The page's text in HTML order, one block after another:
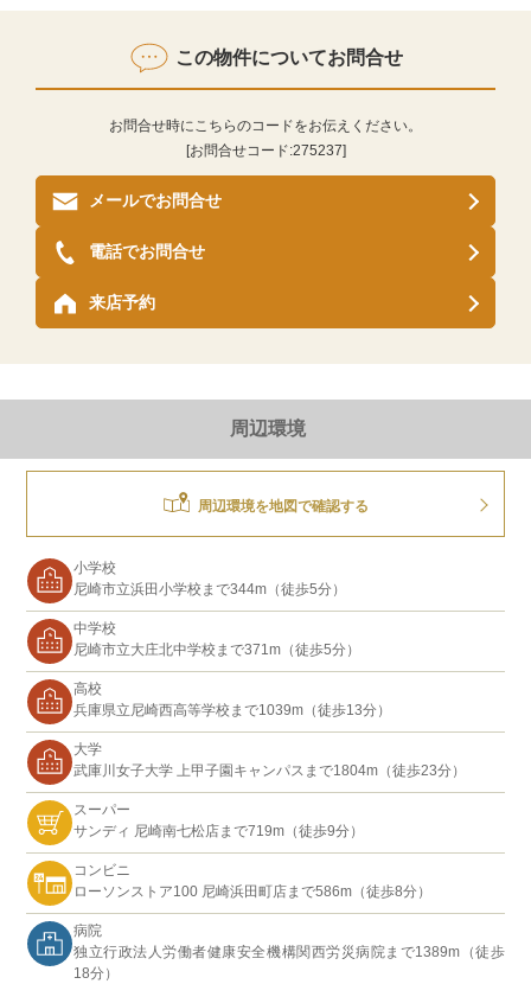
この物件についてお問合せ
お問合せ時にこちらのコードをお伝えください。
[お問合せコード:275237]
メールでお問合せ
来店予約
電話でお問合せ
周辺環境
周辺環境を地図で確認する
小学校
尼崎市立浜田小学校まで344m（徒歩5分）
中学校
尼崎市立大庄北中学校まで371m（徒歩5分）
高校
兵庫県立尼崎西高等学校まで1039m（徒歩13分）
大学
武庫川女子大学 上甲子園キャンパスまで1804m（徒歩23分）
スーパー
サンディ 尼崎南七松店まで719m（徒歩9分）
コンビニ
ローソンストア100 尼崎浜田町店まで586m（徒歩8分）
病院
独立行政法人労働者健康安全機構関西労災病院まで1389m（徒歩
18分）